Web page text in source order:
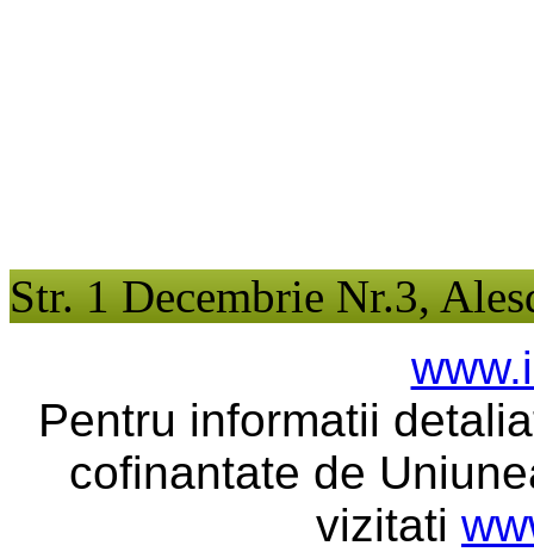
Str. 1 Decembrie Nr.3,
Pentru informatii
cofinantate de
vizitati